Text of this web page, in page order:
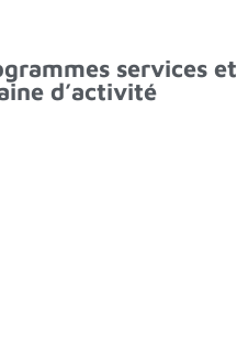
services et
d’activité